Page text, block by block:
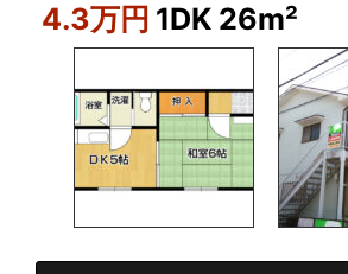
4.3万円 1DK 26m²